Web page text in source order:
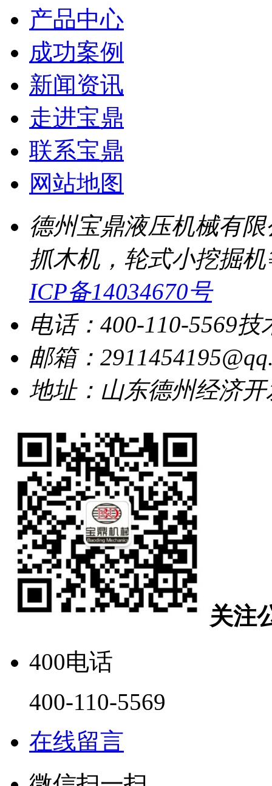
产品中心
成功案例
新闻资讯
走进宝鼎
联系宝鼎
网站地图
德州宝鼎液压机械有
抓木机，轮式小挖掘
ICP备14034670号
电话：400-110-5569技
邮箱：
地址：山东德州经济
关注
400电话
400-110-5569
在线留言